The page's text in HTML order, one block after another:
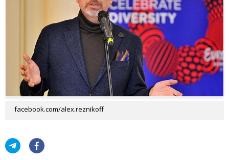
facebook.com/alex.reznikoff